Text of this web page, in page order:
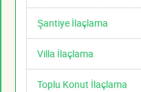
Şantiye İlaçlama
Villa İlaçlama
Toplu Konut İlaçlama